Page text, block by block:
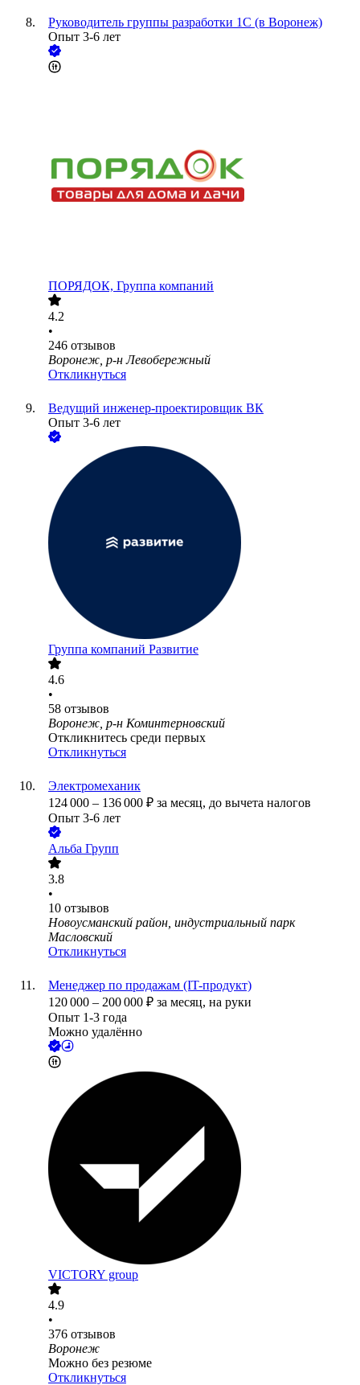
Руководитель группы разработки 1С (в Воронеж)
Опыт 3-6 лет
ПОРЯДОК, Группа компаний
4.2
•
246 отзывов
Воронеж, р-н Левобережный
Откликнуться
Ведущий инженер-проектировщик ВК
Опыт 3-6 лет
Группа компаний Развитие
4.6
•
58 отзывов
Воронеж, р-н Коминтерновский
Откликнитесь среди первых
Откликнуться
Электромеханик
124 000 – 136 000 ₽ за месяц, до вычета налогов
Опыт 3-6 лет
Альба Групп
3.8
•
10 отзывов
Новоусманский район, индустриальный парк
Масловский
Откликнуться
Менеджер по продажам (IT-продукт)
120 000 – 200 000 ₽ за месяц, на руки
Опыт 1-3 года
Можно удалённо
VICTORY group
4.9
•
376 отзывов
Воронеж
Можно без резюме
Откликнуться